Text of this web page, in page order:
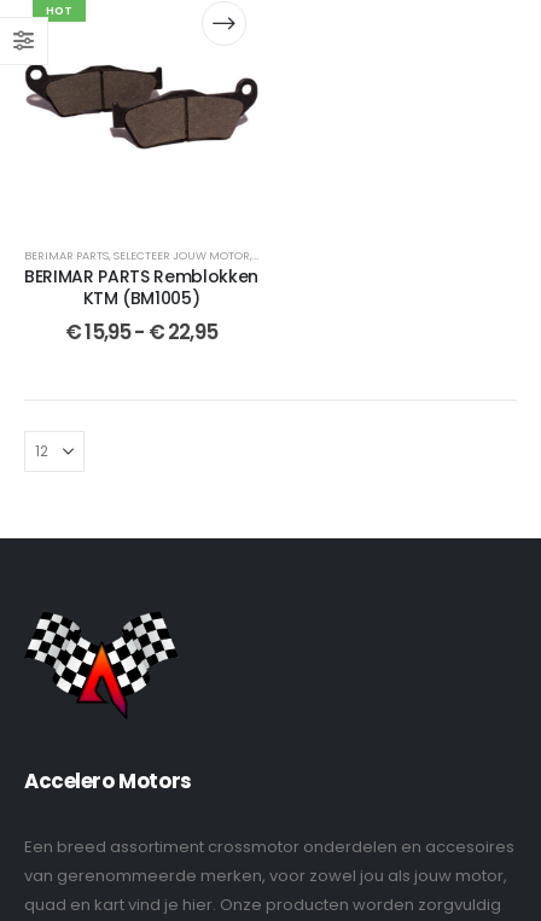
HOT
BERIMAR PARTS,SELECTEER JOUW MOTOR,REMBLOKKEN
BERIMAR PARTS Remblokken
KTM (BM1005)
€15,95- €22,95
Accelero Motors
Een breed assortiment crossmotor onderdelen en accesoires
van gerenommeerde merken, voor zowel jou als jouw motor,
quad en kart vind je hier. Onze producten worden zorgvuldig